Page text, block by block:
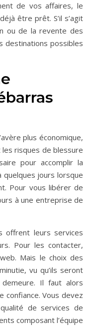
de vos affaires, le
être prêt. S’il s’agit
ou de la revente des
destinations possibles
plus économique,
risques de blessure
pour accomplir la
quelques jours lorsque
Pour vous libérer de
à une entreprise de
offrent leurs services
Pour les contacter,
Mais le choix des
vu qu’ils seront
Il faut alors
Vous devez
de services de
composant l’équipe